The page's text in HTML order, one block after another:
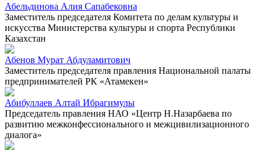
Абельдинова Алия Сапабековна
Заместитель председателя Комитета по делам культуры и
искусства Министерства культуры и спорта Республики
Казахстан
Абенов Мурат Абдуламитович
Заместитель председателя правления Национальной палаты
предпринимателей РК «Атамекен»
Абибуллаев Алтай Ибрагимулы
Председатель правления НАО «Центр Н.Назарбаева по
развитию межконфессионального и межцивилизационного
диалога»